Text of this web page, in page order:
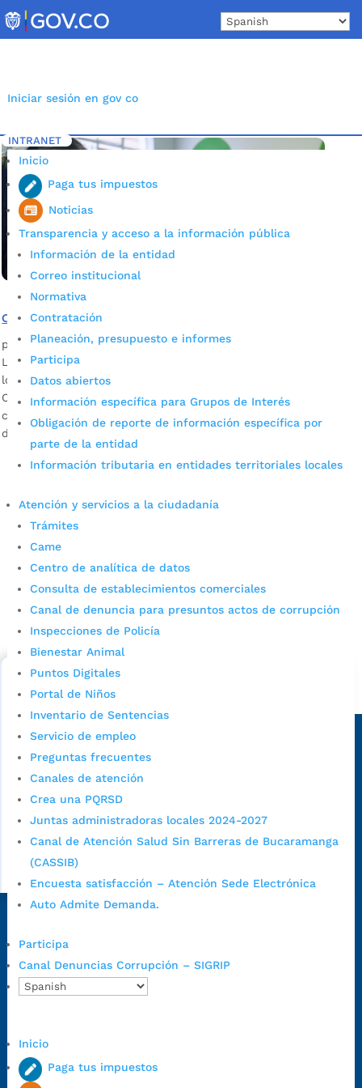
to
content
Iniciar sesión en gov co
INTRANET
Inicio
Paga tus impuestos
Noticias
Transparencia y acceso a la información pública
Información de la entidad
Correo institucional
Normativa
Contratación
Planeación, presupuesto e informes
Participa
Datos abiertos
Información específica para Grupos de Interés
Obligación de reporte de información específica por
parte de la entidad
Información tributaria en entidades territoriales locales
Atención y servicios a la ciudadanía
Trámites
Came
Centro de analítica de datos
Consulta de establecimientos comerciales
Canal de denuncia para presuntos actos de corrupción
Inspecciones de Policía
Bienestar Animal
Puntos Digitales
Portal de Niños
Inventario de Sentencias
Servicio de empleo
Preguntas frecuentes
Canales de atención
Crea una PQRSD
Juntas administradoras locales 2024-2027
Canal de Atención Salud Sin Barreras de Bucaramanga
(CASSIB)
Encuesta satisfacción – Atención Sede Electrónica
Auto Admite Demanda.
Participa
Canal Denuncias Corrupción – SIGRIP
Inicio
Paga tus impuestos
Inicio 5 Etiqueta: Emergencia COVID 19
Conozca el ABC del plan de vacunación contra el covid 19
por manageralc|Mar 3, 2021|Emergencia Covid-19
La Alcaldía de Bucaramanga por primera vez en la historia
logró instalar el Consejo Municipal de Paz, Reconciliación y
Convivencia, pese a que sobre el papel este órgano, que
cuenta con participación directa de la sociedad civil, existía
desde 1998.En la institución...
Cupos Escolares Bucaramanga 2022
Consulta aqui los pasos para inscribirse y solicitar un
cupo escolar en los colegios oficiales de
Bucaramanga.
Alcaldía de Bucaramanga
Sede principal
Colombia.
Dirección Fase II:Carrera 11 # 34-52, Bucaramanga, Santander,
Colombia
1:00 p.m. a 5:30 p.m. / viernes jornada continua en el horario de
7:00 a.m. a 5:00 p.m., con 30 minutos de descanso al medio día.